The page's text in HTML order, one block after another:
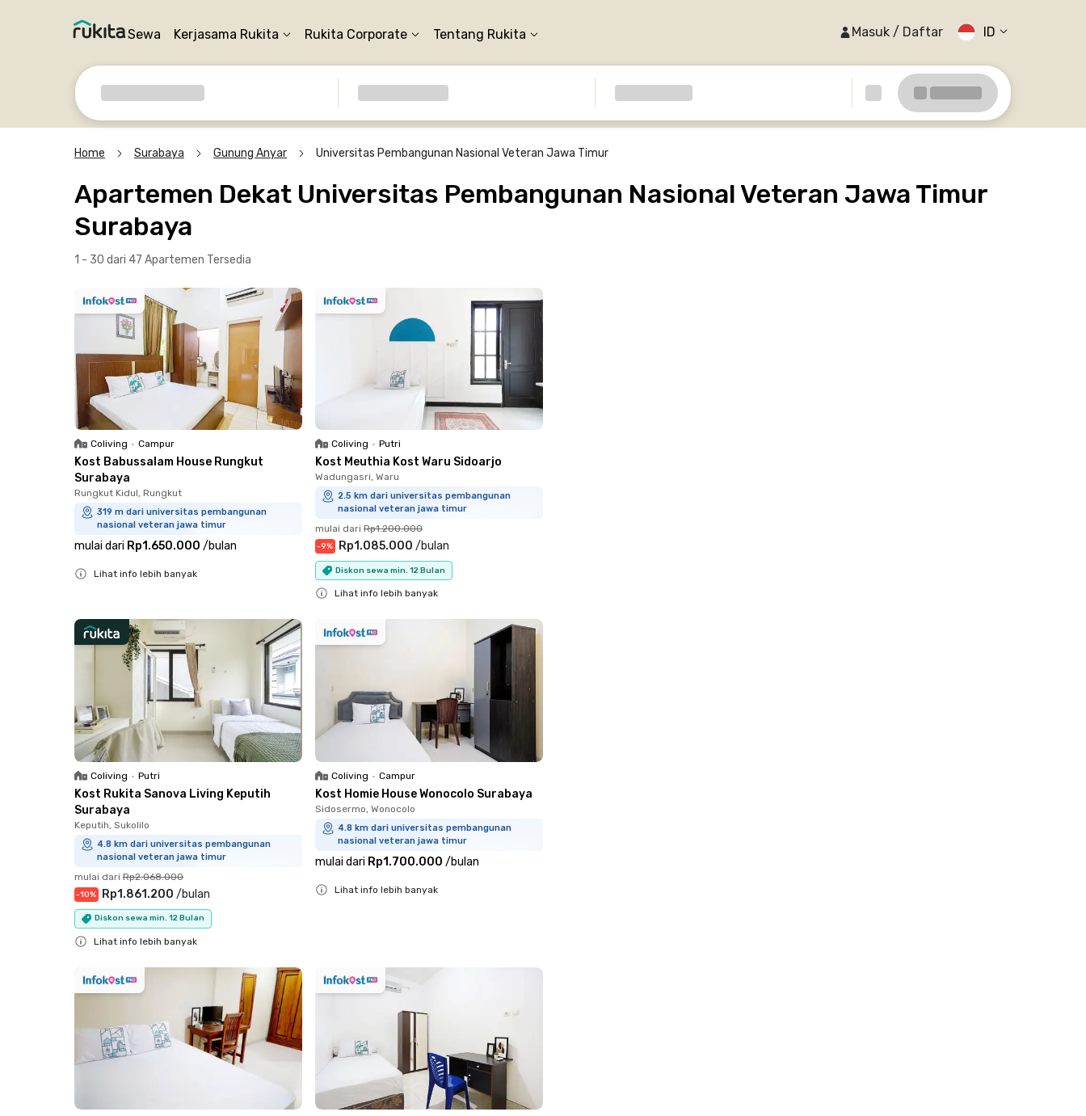
Sewa Kerjasama Rukita Rukita Corporate Tentang Rukita Masuk / Daftar ID
Home Surabaya Gunung Anyar Universitas Pembangunan Nasional Veteran Jawa Timur
Apartemen Dekat Universitas Pembangunan Nasional Veteran Jawa Timur
Surabaya
1 - 30 dari 47 Apartemen Tersedia
Coliving • Campur
Kost Babussalam House Rungkut
Surabaya
Rungkut Kidul, Rungkut
319 m dari universitas pembangunan
nasional veteran jawa timur
mulai dari Rp1.650.000 /bulan
Lihat info lebih banyak
Coliving • Putri
Kost Meuthia Kost Waru Sidoarjo
Wadungasri, Waru
2.5 km dari universitas pembangunan
nasional veteran jawa timur
mulai dari Rp1.200.000
-9% Rp1.085.000 /bulan
Diskon sewa min. 12 Bulan
Lihat info lebih banyak
Coliving • Putri
Kost Rukita Sanova Living Keputih
Surabaya
Keputih, Sukolilo
4.8 km dari universitas pembangunan
nasional veteran jawa timur
mulai dari Rp2.068.000
-10% Rp1.861.200 /bulan
Diskon sewa min. 12 Bulan
Lihat info lebih banyak
Coliving • Campur
Kost Homie House Wonocolo Surabaya
Sidosermo, Wonocolo
4.8 km dari universitas pembangunan
nasional veteran jawa timur
mulai dari Rp1.700.000 /bulan
Lihat info lebih banyak